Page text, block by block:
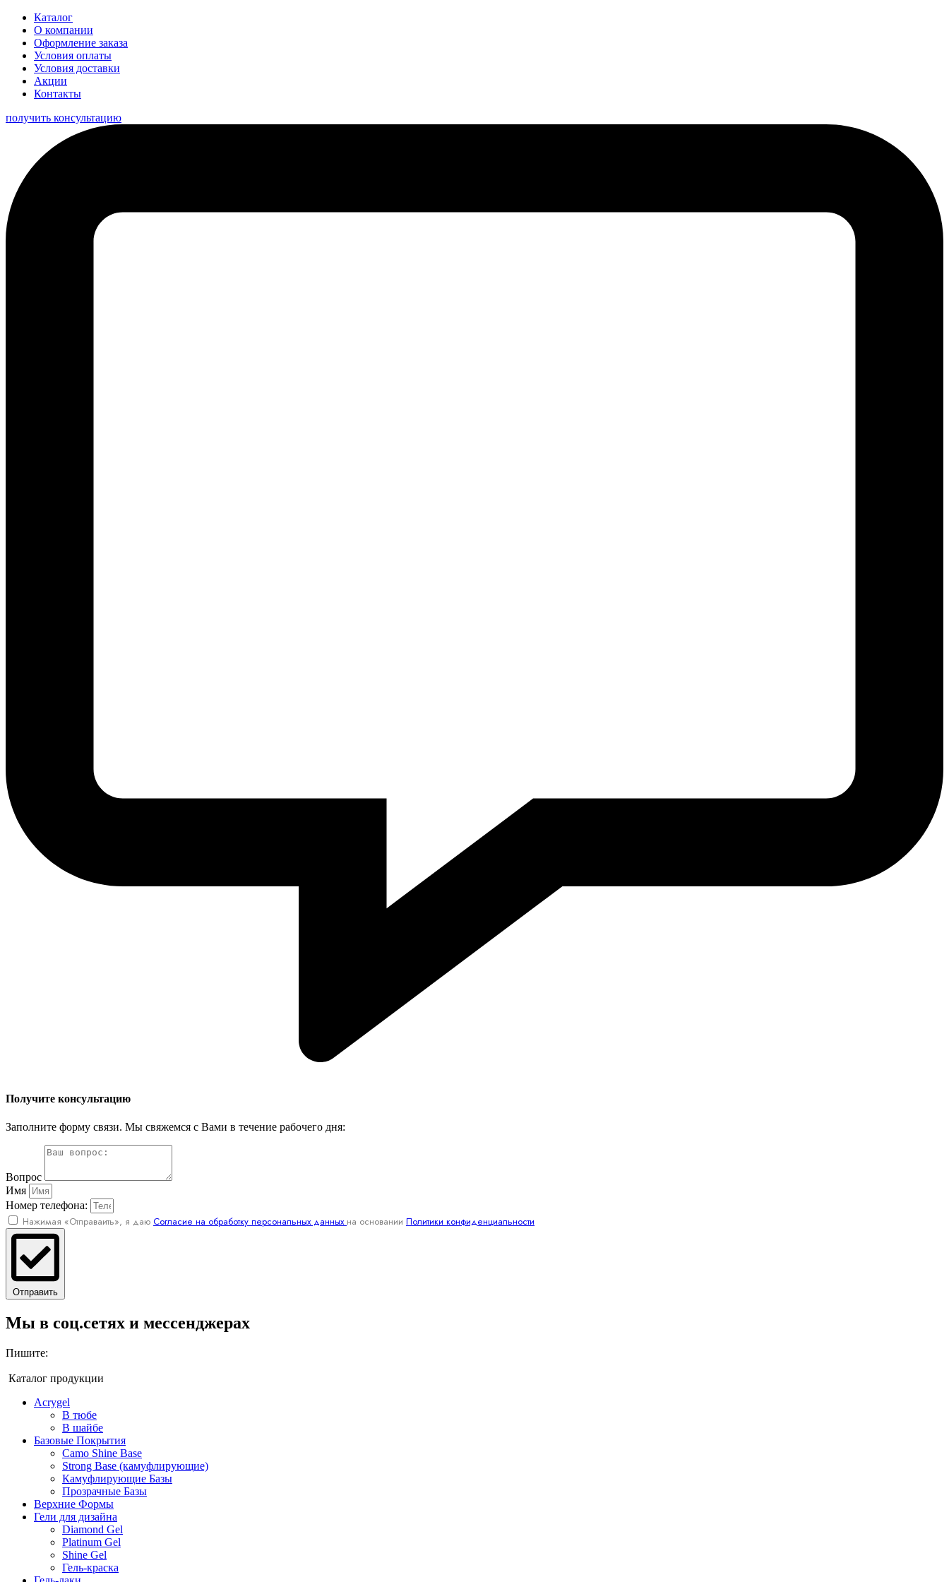
Каталог
О компании
Оформление заказа
Условия оплаты
Условия доставки
Акции
Контакты
получить консультацию
Получите консультацию
Заполните форму связи. Мы свяжемся с Вами в течение рабочего дня:
Вопрос
Имя
Номер телефона:
Нажимая «Отправаить», я даю Согласие на обработку персональных данных на основании Политики конфиденциальности
Отправить
Мы в соц.сетях и мессенджерах
Пишите:
Каталог продукции
Acrygel
В тюбе
В шайбе
Базовые Покрытия
Camo Shine Base
Strong Base (камуфлирующие)
Камуфлирующие Базы
Прозрачные Базы
Верхние Формы
Гели для дизайна
Diamond Gel
Platinum Gel
Shine Gel
Гель-краска